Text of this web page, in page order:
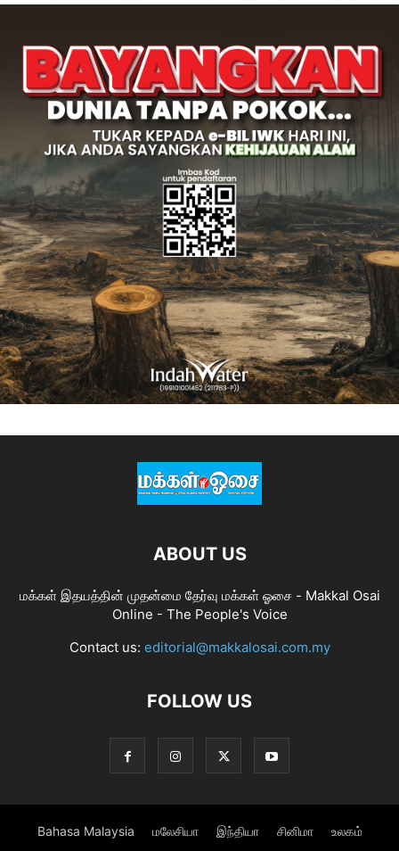
ABOUT US
மக்கள் இதயத்தின் முதன்மை தேர்வு மக்கள் ஓசை - Makkal Osai
Online - The People's Voice
Contact us: editorial@makkalosai.com.my
FOLLOW US
Bahasa Malaysia மலேசியா இந்தியா சினிமா உலகம்